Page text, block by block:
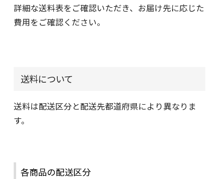
詳細な送料表をご確認いただき、お届け先に応じた
費用をご確認ください。
送料について
送料は配送区分と配送先都道府県により異なりま
す。
各商品の配送区分